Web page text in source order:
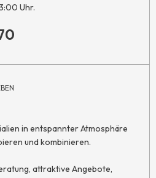
Uhr.
in entspannter Atmosphäre
und kombinieren.
attraktive Angebote,